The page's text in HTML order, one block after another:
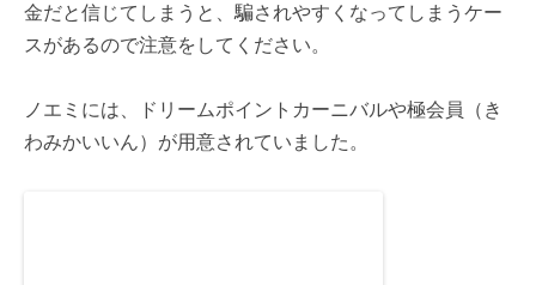
金だと信じてしまうと、騙されやすくなってしまうケー
スがあるので注意をしてください。
ノエミには、ドリームポイントカーニバルや極会員（き
わみかいいん）が用意されていました。